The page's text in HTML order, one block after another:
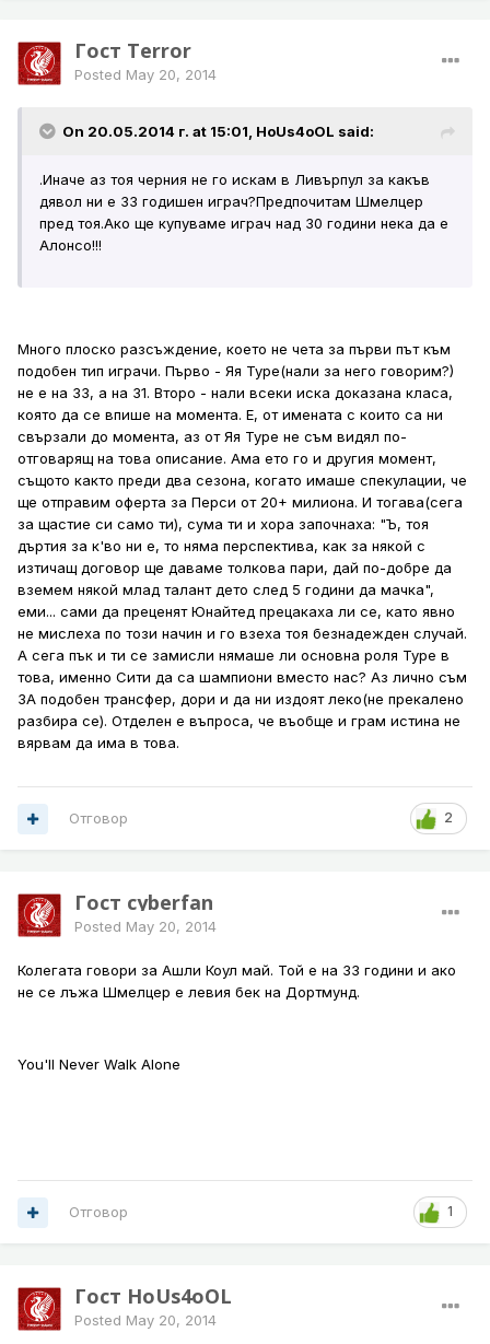
Гост Terror
Posted May 20, 2014
On 20.05.2014 г. at 15:01, HoUs4oOL said:
.Иначе аз тоя черния не го искам в Ливърпул за какъв
дявол ни е 33 годишен играч?Предпочитам Шмелцер
пред тоя.Ако ще купуваме играч над 30 години нека да е
Алонсо!!!
Много плоско разсъждение, което не чета за първи път към
подобен тип играчи. Първо - Яя Туре(нали за него говорим?)
не е на 33, а на 31. Второ - нали всеки иска доказана класа,
която да се впише на момента. Е, от имената с които са ни
свързали до момента, аз от Яя Туре не съм видял по-
отговарящ на това описание. Ама ето го и другия момент,
същото както преди два сезона, когато имаше спекулации, че
ще отправим оферта за Перси от 20+ милиона. И тогава(сега
за щастие си само ти), сума ти и хора започнаха: "Ъ, тоя
дъртия за к'во ни е, то няма перспектива, как за някой с
изтичащ договор ще даваме толкова пари, дай по-добре да
вземем някой млад талант дето след 5 години да мачка",
еми... сами да преценят Юнайтед прецакаха ли се, като явно
не мислеха по този начин и го взеха тоя безнадежден случай.
А сега пък и ти се замисли нямаше ли основна роля Туре в
това, именно Сити да са шампиони вместо нас? Аз лично съм
ЗА подобен трансфер, дори и да ни издоят леко(не прекалено
разбира се). Отделен е въпроса, че въобще и грам истина не
вярвам да има в това.
2
Отговор
Гост cyberfan
Posted May 20, 2014
Колегата говори за Ашли Коул май. Той е на 33 години и ако
не се лъжа Шмелцер е левия бек на Дортмунд.
You'll Never Walk Alone
1
Отговор
Гост HoUs4oOL
Posted May 20, 2014